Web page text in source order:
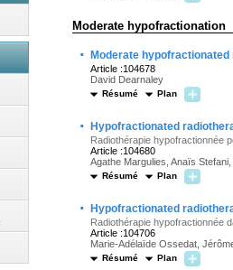
Moderate hypofractionation
· Moderate
Article :104678
David Dearnaley
Résumé Plan
· Hypofractionated
Radiothérapie hypofractionnée
Article :104680
Agathe Margulies, Anaïs
Résumé Plan
· Hypofractionated
Radiothérapie hypofractionnée
Article :104706
Marie-Adélaïde Ossedat,
Résumé Plan